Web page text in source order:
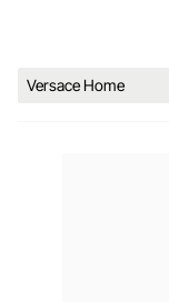
Versace Home